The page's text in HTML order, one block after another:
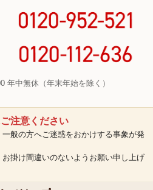
年中無休（年末年始を除く）
注意ください
般の方へご迷惑をおかけする事象が発
掛け間違いのないようお願い申し上げ